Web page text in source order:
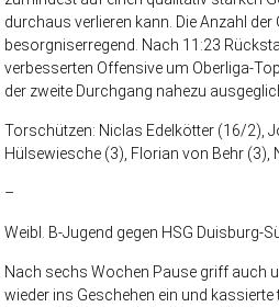
durchaus verlieren kann. Die Anzahl
besorgniserregend. Nach 11:23
verbesserten Offensive um Oberliga-
der zweite Durchgang nahezu
Torschützen: Niclas Edelkötter (16/2),
Hülsewiesche (3), Florian von Behr (3),
–
Weibl. B-Jugend gegen HSG Duisburg-
Nach sechs Wochen Pause griff auch
wieder ins Geschehen ein und